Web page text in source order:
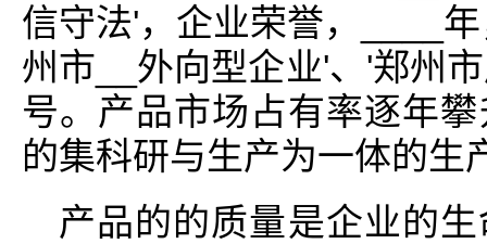
信守法'，企业荣誉，____
州市__外向型企业'、'郑州
号。产品市场占有率逐年
的集科研与生产为一体的生
产品的的质量是企业的